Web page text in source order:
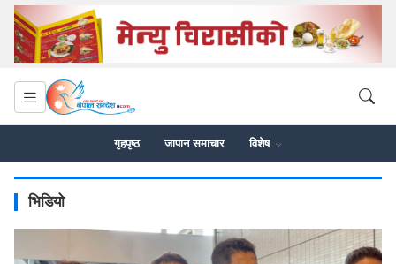
गृहपृष्ठ जापान समाचार विशेष
भिडियो